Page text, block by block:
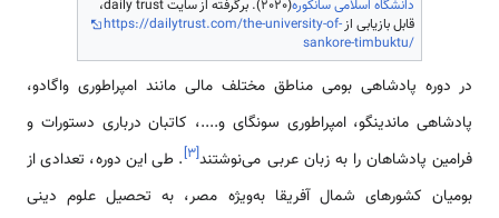
دانشگاه اسلامی‌ سانکوره
(2020). برگرفته از سایت daily trust،
قابل بازیابی ازhttps://dailytrust.com/the-university-of-
sankore-timbuktu/
در دوره پادشاهی‌ بومی‌ مناطق مختلف مالی مانند امپراطوری واگادو،
پادشاهی ماندینگو، امپراطوری سونگای و....، کاتبان درباری دستورات و
فرامین پادشاهان را به زبان عربی می‌نوشتند[۳]. طی این دوره، تعدادی از
بومیان کشورهای شمال آفریقا به‌ویژه مصر، به تحصیل علوم دینی